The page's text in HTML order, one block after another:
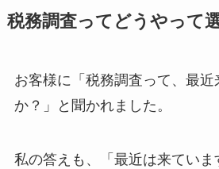
税務調査ってどうやって
お客様に「税務調査って、最近
か？」と聞かれました。
私の答えも、「最近は来ていま